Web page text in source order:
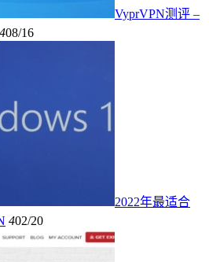
VyprVPN测评 –
408/16
2022年最适合
402/20